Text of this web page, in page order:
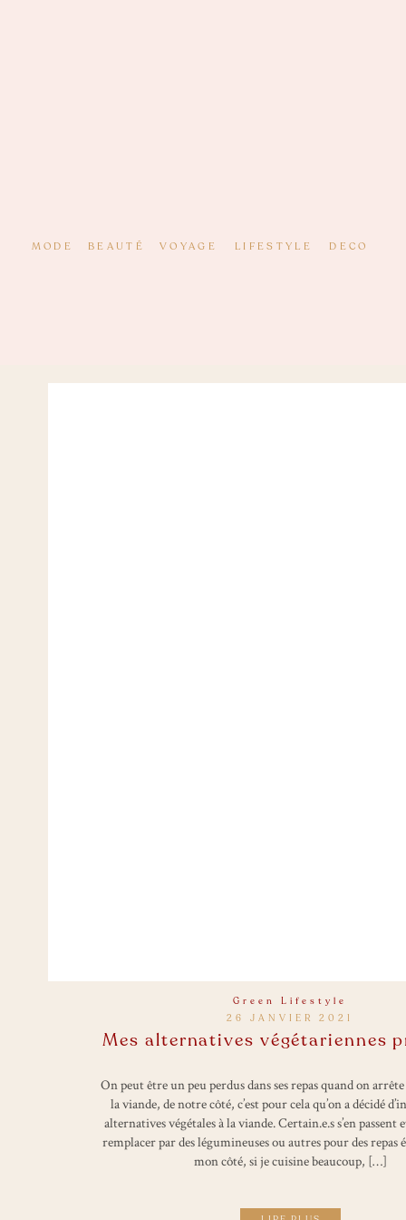
DECO
LIFESTYLE
VOYAGE
BEAUTÉ
MODE
On peut être un peu perdus dans ses repas quand on
la viande, de notre côté, c’est pour cela qu’on a décidé
alternatives végétales à la viande. Certain.e.s s’en passent
remplacer par des légumineuses ou autres pour des repas
mon côté, si je cuisine beaucoup, […]
26 JANVIER 2021
Mes alternatives végétariennes
Green Lifestyle